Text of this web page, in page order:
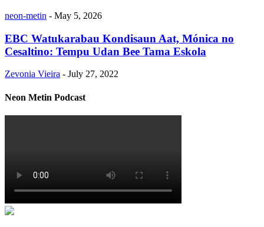
neon-metin - May 5, 2026
EBC Watukarabau Kondisaun Aat, Mónica no
Cesaltino: Tempu Udan Bee Tama Eskola
Zevonia Vieira - July 27, 2022
Neon Metin Podcast